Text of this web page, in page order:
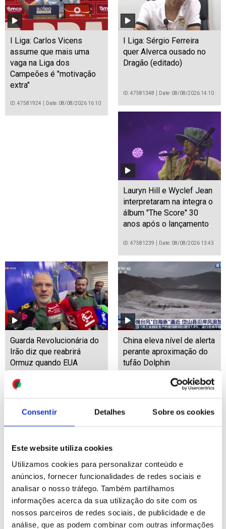
Consentir Detalhes Sobre os cookies
Este website utiliza cookies
Utilizamos cookies para personalizar conteúdo e
anúncios, fornecer funcionalidades de redes sociais e
analisar o nosso tráfego. Também partilhamos
informações acerca da sua utilização do site com os
nossos parceiros de redes sociais, de publicidade e de
análise, que as podem combinar com outras informações
I Liga: Carlos Vicens
assume que mais uma
vaga na Liga dos
Campeões é "motivação
extra"
ID: 47581924 Date: 08/08/2026 16:10
I Liga: Sérgio Ferreira
quer Alverca ousado no
Dragão (editado)
ID: 47581348 Date: 08/08/2026 14:10
Lauryn Hill e Wyclef Jean
interpretaram na íntegra o
álbum "The Score" 30
anos após o lançamento
ID: 47581239 Date: 08/08/2026 13:43
Guarda Revolucionária do
Irão diz que reabrirá
Ormuz quando EUA
aceitarem condições de
Teerão
China eleva nível de alerta
perante aproximação do
tufão Dolphin
I Liga: Sérgio Ferreira
quer Alverca ousado no
Dragão